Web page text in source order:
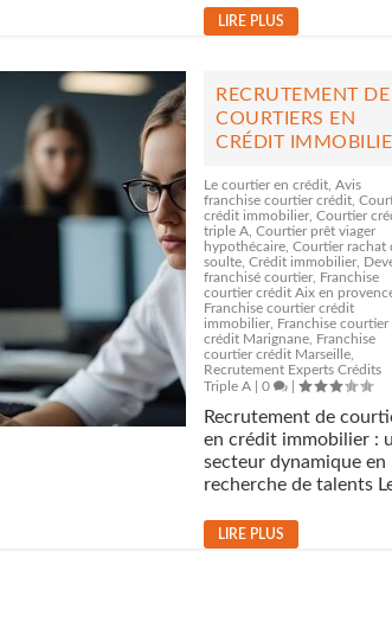
LIRE PLUS
RECRUTEMENT DE
COURTIERS EN
CRÉDIT
Le courtier en crédit ,Avis
franchise courtier crédit ,
crédit immobilier ,Courtier
triple A ,Courtier prêt viager
hypothécaire ,Courtier rachat
soulte ,Crédit immobilier
franchisé courtier Franchise
courtier crédit Aix en
Franchise courtier crédit
immobilier Franchise courtier
crédit Marignane Franchise
courtier crédit Marseille
Recrutement Experts Crédits
Triple A |0 |
Recrutement de
en crédit immobilier :
secteur dynamique en
recherche de talents
LIRE PLUS